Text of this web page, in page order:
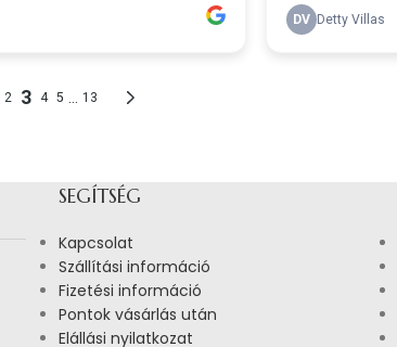
SEGÍTSÉG
Kapcsolat
Szállítási információ
Fizetési információ
Pontok vásárlás után
Elállási nyilatkozat